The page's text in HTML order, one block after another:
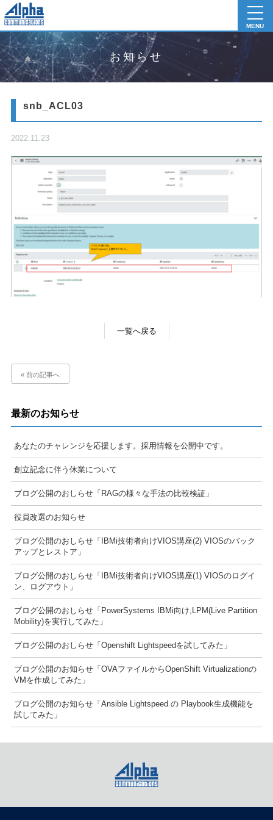
MENU
お知らせ
snb_ACL03
2022.11.23
一覧へ戻る
« 前の記事へ
最新のお知らせ
あなたのチャレンジを応援します。採用情報を公開中です。
創立記念に伴う休業について
ブログ公開のおしらせ「RAGの様々な手法の比較検証」
役員改選のお知らせ
ブログ公開のおしらせ「IBMi技術者向けVIOS講座(2) VIOSのバック
アップとレストア」
ブログ公開のおしらせ「IBMi技術者向けVIOS講座(1) VIOSのログイ
ン、ログアウト」
ブログ公開のおしらせ「PowerSystems IBMi向け,LPM(Live Partition
Mobility)を実行してみた」
ブログ公開のおしらせ「Openshift Lightspeedを試してみた」
ブログ公開のお知らせ「OVAファイルからOpenShift Virtualizationの
VMを作成してみた」
ブログ公開のお知らせ「Ansible Lightspeed の Playbook生成機能を
試してみた」